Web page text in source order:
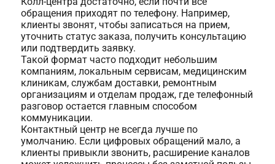
обращения приходят по телефону. Например,
клиенты звонят, чтобы записаться на прием,
уточнить статус заказа, получить консультацию
или подтвердить заявку.
Такой формат часто подходит небольшим
компаниям, локальным сервисам, медицинским
клиникам, службам доставки, ремонтным
организациям и отделам продаж, где телефонный
разговор остается главным способом
коммуникации.
Контактный центр не всегда лучше по
умолчанию. Если цифровых обращений мало, а
клиенты привыкли звонить, расширение каналов